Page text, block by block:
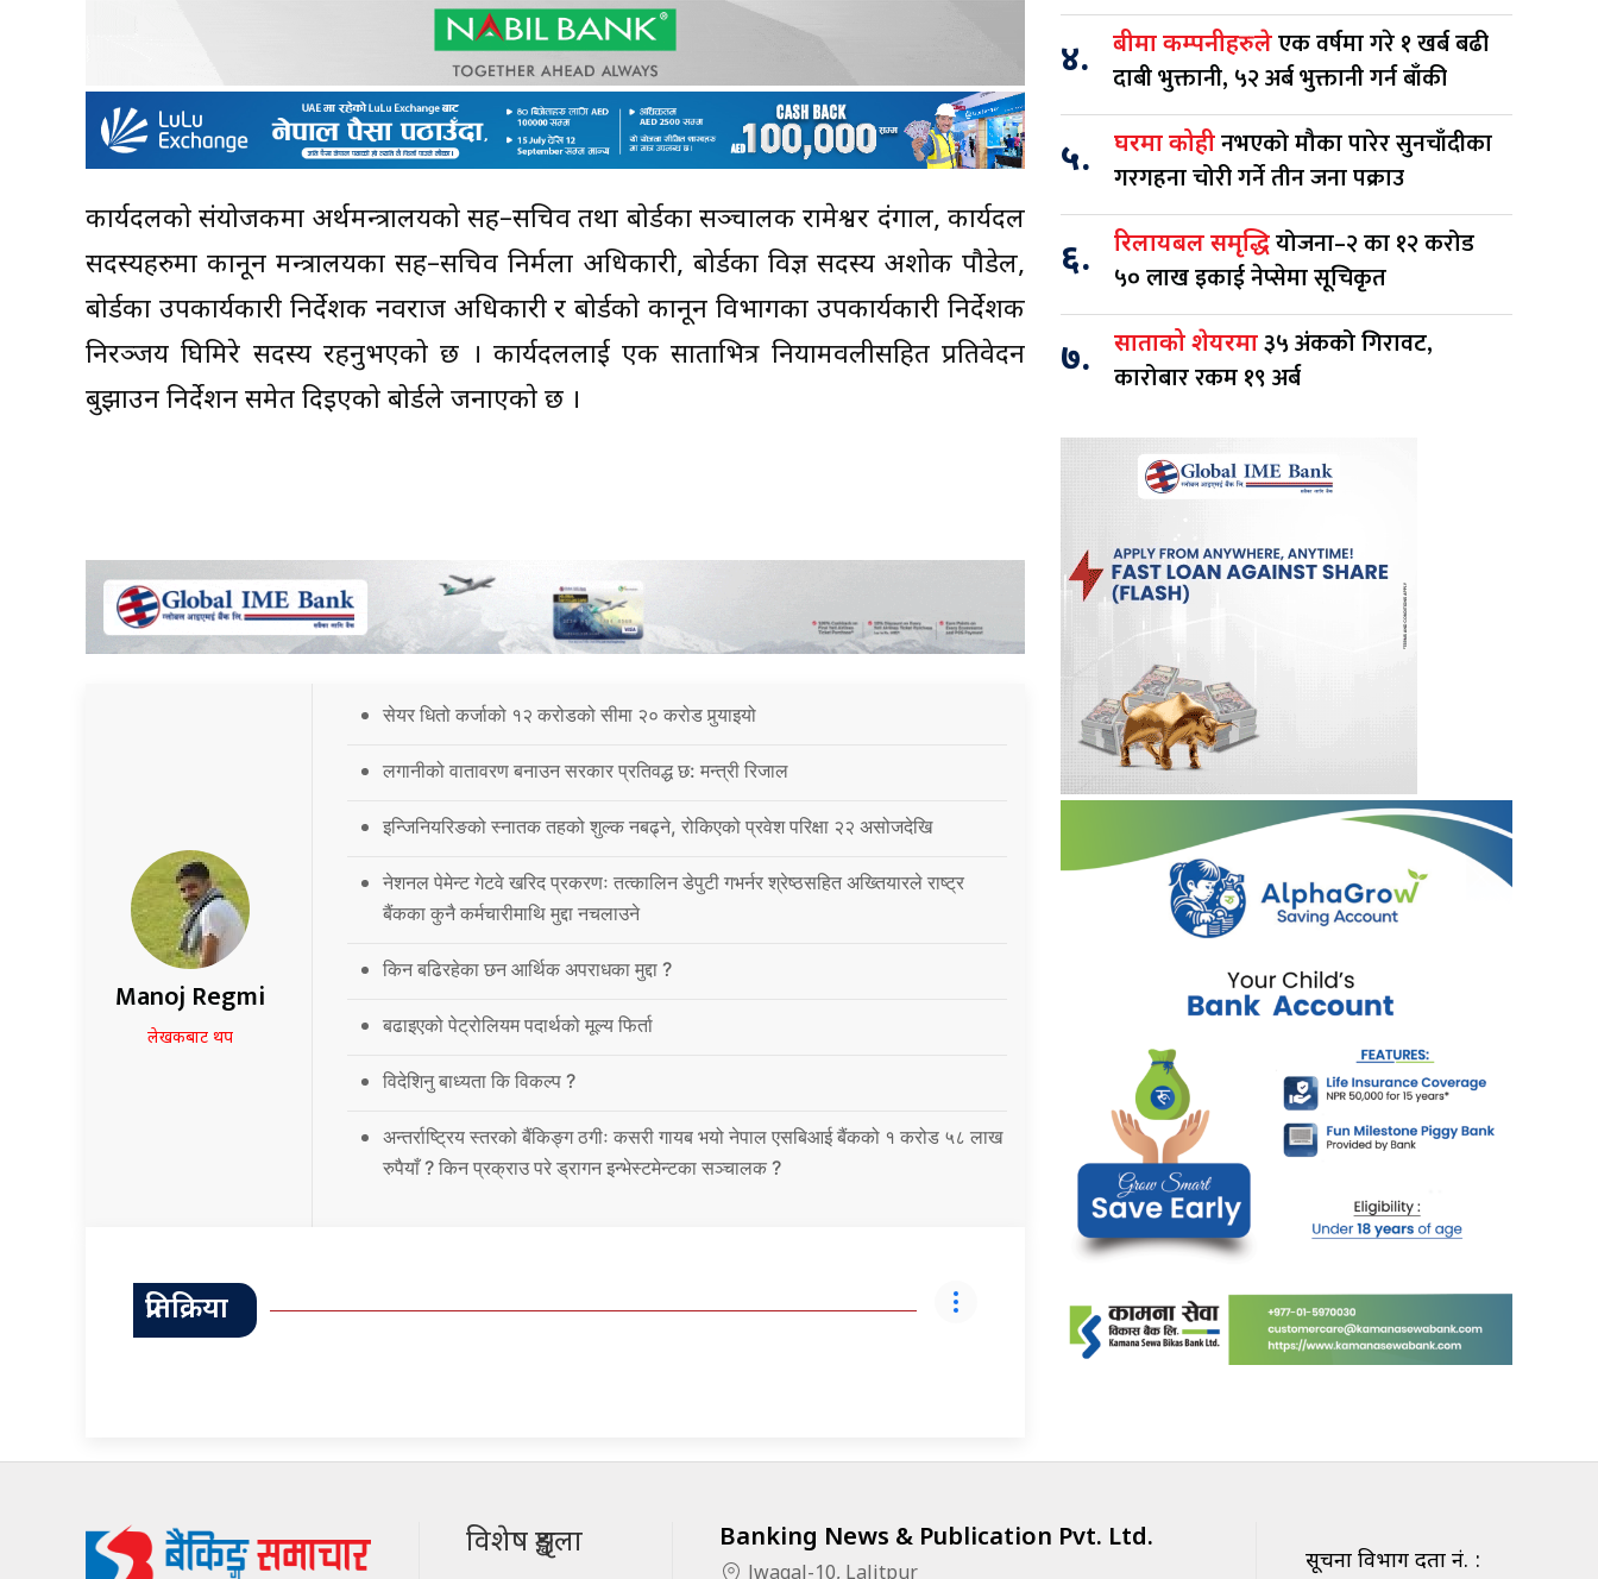
कार्यदलको संयोजकमा अर्थमन्त्रालयको सह–सचिव तथा बोर्डका सञ्चालक रामेश्वर दंगाल, कार्यदल
सदस्यहरुमा कानून मन्त्रालयका सह–सचिव निर्मला अधिकारी, बोर्डका विज्ञ सदस्य अशोक पौडेल,
बोर्डका उपकार्यकारी निर्देशक नवराज अधिकारी र बोर्डको कानून विभागका उपकार्यकारी निर्देशक
निरञ्जय घिमिरे सदस्य रहनुभएको छ । कार्यदललाई एक साताभित्र नियामवलीसहित प्रतिवेदन
बुझाउन निर्देशन समेत दिइएको बोर्डले जनाएकाे छ ।
Manoj Regmi
लेखकबाट थप
सेयर धितो कर्जाको १२ करोडको सीमा २० करोड पुर्‍याइयो
लगानीको वातावरण बनाउन सरकार प्रतिवद्ध छ: मन्त्री रिजाल
इन्जिनियरिङको स्नातक तहको शुल्क नबढ्ने, रोकिएको प्रवेश परिक्षा २२ असोजदेखि
नेशनल पेमेन्ट गेटवे खरिद प्रकरणः तत्कालिन डेपुटी गभर्नर श्रेष्ठसहित अख्तियारले राष्ट्र
बैंकका कुनै कर्मचारीमाथि मुद्दा नचलाउने
किन बढिरहेका छन आर्थिक अपराधका मुद्दा ?
बढाइएको पेट्रोलियम पदार्थको मूल्य फिर्ता
विदेशिनु बाध्यता कि विकल्प ?
अन्तर्राष्ट्रिय स्तरको बैंकिङ्ग ठगीः कसरी गायब भयो नेपाल एसबिआई बैंकको १ करोड ५८ लाख
रुपैयाँ ? किन प्रक्राउ परे ड्रागन इन्भेस्टमेन्टका सञ्चालक ?
प्रतिक्रिया
४. बीमा कम्पनीहरुलेएक वर्षमा गरे १ खर्ब बढी
दाबी भुक्तानी, ५२ अर्ब भुक्तानी गर्न बाँकी
५. घरमा कोहीनभएको मौका पारेर सुनचाँदीका
गरगहना चोरी गर्ने तीन जना पक्राउ
६. रिलायबल समृद्धियोजना–२ का १२ करोड
५० लाख इकाई नेप्सेमा सूचिकृत
७. साताको शेयरमा३५ अंकको गिरावट,
कारोबार रकम १९ अर्ब
विशेष शृङ्खला Banking News & Publication Pvt. Ltd.
सूचना विभाग दर्ता नं. :